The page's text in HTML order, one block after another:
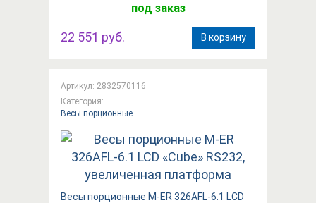
под заказ
22 551 руб. В корзину
Артикул: 2832570116
Категория:
Весы порционные
Весы порционные M-ER 326AFL-6.1 LCD